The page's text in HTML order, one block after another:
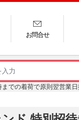
FAQ ご利用
お問合せ
LINE お電話
までの着荷で原則翌営業日